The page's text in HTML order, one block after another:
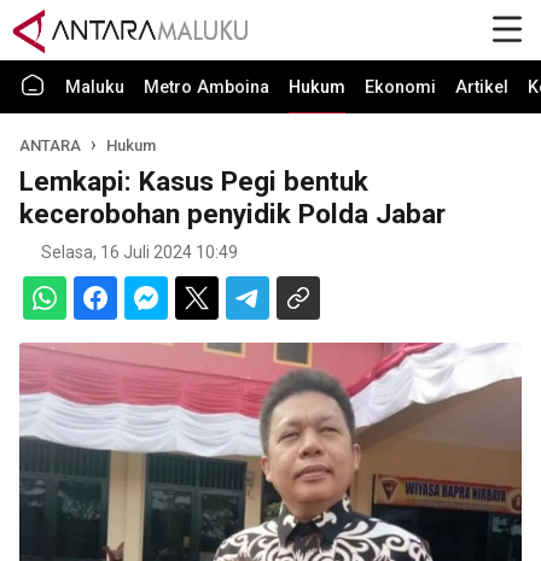
Maluku Metro Amboina Hukum Ekonomi Artikel
ANTARA Hukum
Lemkapi: Kasus Pegi bentuk
kecerobohan penyidik Polda Jabar
Selasa, 16 Juli 2024 10:49